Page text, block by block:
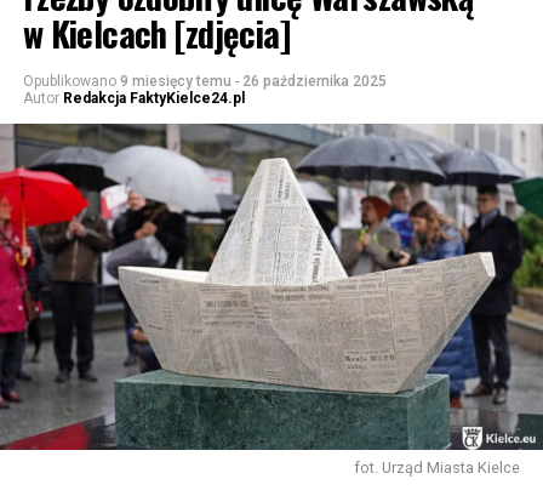
w Kielcach [zdjęcia]
Opublikowano 9 miesięcy temu - 26 października 2025
Autor Redakcja FaktyKielce24.pl
fot. Urząd Miasta Kielce